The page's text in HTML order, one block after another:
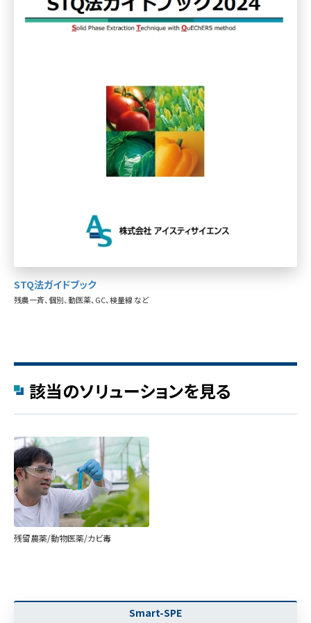
Smart-SPE
該当のソリューションを見る
残留農薬/動物医薬/カビ毒
STQ法ガイドブック
残農一斉、個別、動医薬、GC、検量線 など